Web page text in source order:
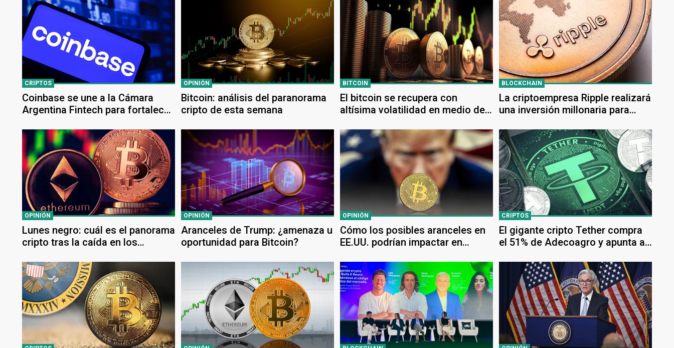
CRIPTOS
Coinbase se une a la Cámara
Argentina Fintech para fortalecer
ecosistema local
OPINIÓN
Bitcoin: análisis del paranorama
cripto de esta semana
BITCOIN
El bitcoin se recupera con
altísima volatilidad en medio del
BLOCKCHAIN
La criptoempresa Ripple realizará
una inversión millonaria para
OPINIÓN
Lunes negro: cuál es el panorama
cripto tras la caída en los
OPINIÓN
Aranceles de Trump: ¿amenaza u
oportunidad para Bitcoin?
OPINIÓN
Cómo los posibles aranceles en
EE.UU. podrían impactar en
CRIPTOS
El gigante cripto Tether compra
el 51% de Adecoagro y apunta a